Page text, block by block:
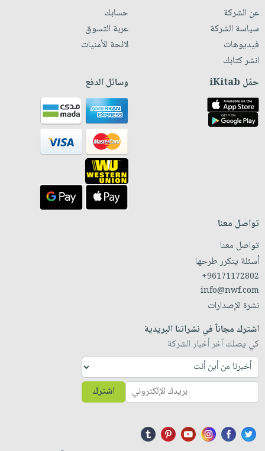
عن الشركة
سياسة الشركة
فيديوهات
انشر كتابك
حسابك
عربة التسوق
لائحة الأمنيات
حمّل iKitab وسائل الدفع
تواصل معنا
تواصل معنا
أسئلة يتكرر طرحها
+96171172802
info@nwf.com
نشرة الإصدارات
اشترك مجاناً في نشراتنا البريدية
كي يصلك آخر أخبار الشركة
اشترك